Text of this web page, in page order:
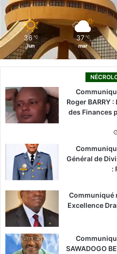
k
n
36 ℃
lun
37 ℃
mar
Roger BARRY
des Finances
Général de
:
Communiqué
Excellence
SAWADOGO